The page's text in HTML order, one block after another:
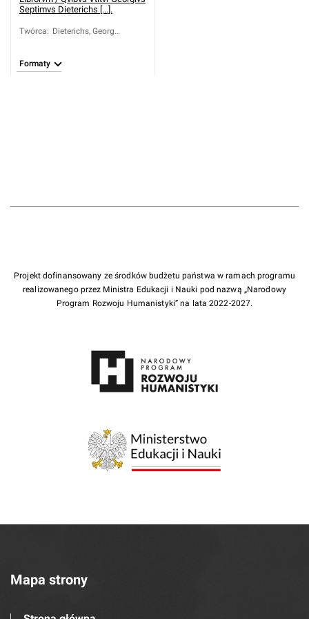
Septimvs Dieterichs [...].
Twórca: Dieterichs, Georg
Formaty
Projekt dofinansowany ze środków budżetu państwa w ramach programu
realizowanego przez Ministra Edukacji i Nauki pod nazwą „Narodowy
Program Rozwoju Humanistyki” na lata 2022-2027.
Mapa strony